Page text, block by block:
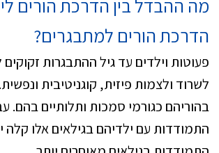
מה ההבדל בין הדרכת הורים
הדרכת הורים למתבגרים?
פעוטות וילדים עד גיל ההתבגרות
לשרוד ולצמות פיזית, קוגניטיבית
בהוריהם כגורמי סמכות ותלותיים בהם.
התמודדות עם ילדיהם בגילאים אלו קלה